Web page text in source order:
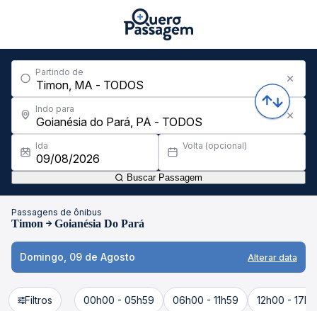
Partindo de
Indo para
Ida Volta (opcional)
Buscar Passagem
Passagens de ônibus
Timon Goianésia Do Pará
Domingo, 09 de Agosto Alterar data
Filtros 00h00 - 05h59 06h00 - 11h59 12h00 -